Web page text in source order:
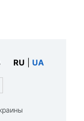
RU UA